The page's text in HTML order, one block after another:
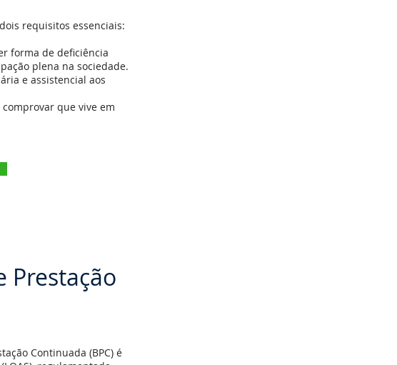
requisitos essenciais:
forma de deficiência
plena na sociedade.
e assistencial aos
que vive em
Prestação
Continuada (BPC) é